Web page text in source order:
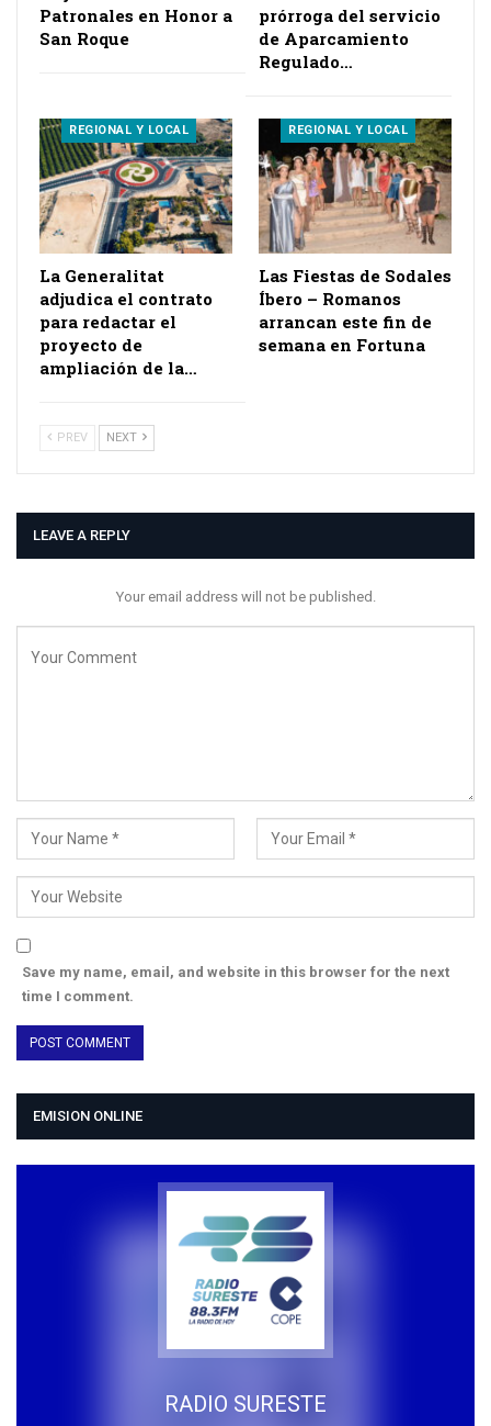
Patronales en Honor a
San Roque
prórroga del servicio
de Aparcamiento
Regulado…
REGIONAL Y LOCAL
La Generalitat
adjudica el contrato
para redactar el
proyecto de
ampliación de la…
REGIONAL Y LOCAL
Las Fiestas de Sodales
Íbero – Romanos
arrancan este fin de
semana en Fortuna
PREV NEXT
LEAVE A REPLY
Your email address will not be published.
Save my name, email, and website in this browser for the next
time I comment.
EMISION ONLINE
RADIO SURESTE